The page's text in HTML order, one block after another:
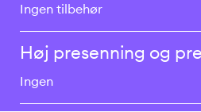
Ingen tilbehør
Høj presenning og
Ingen